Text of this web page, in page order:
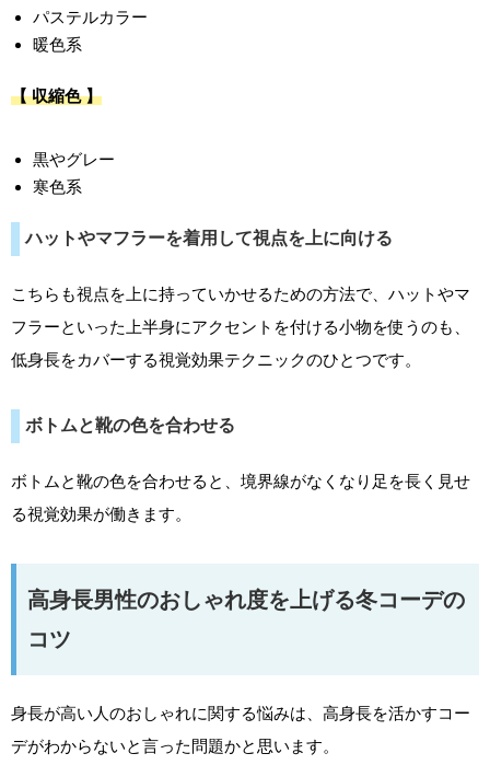
パステルカラー
暖色系
【 収縮色 】
黒やグレー
寒色系
ハットやマフラーを着用して視点を上に向ける
こちらも視点を上に持っていかせるための方法で、ハットやマ
フラーといった上半身にアクセントを付ける小物を使うのも、
低身長をカバーする視覚効果テクニックのひとつです。
ボトムと靴の色を合わせる
ボトムと靴の色を合わせると、境界線がなくなり足を長く見せ
る視覚効果が働きます。
高身長男性のおしゃれ度を上げる冬コーデの
コツ
身長が高い人のおしゃれに関する悩みは、高身長を活かすコー
デがわからないと言った問題かと思います。